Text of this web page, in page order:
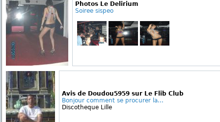
Photos Le Delirium
Soiree sispeo
Avis de Doudou5959 sur Le Flib Club
Bonjour comment se procurer la...
Discotheque Lille